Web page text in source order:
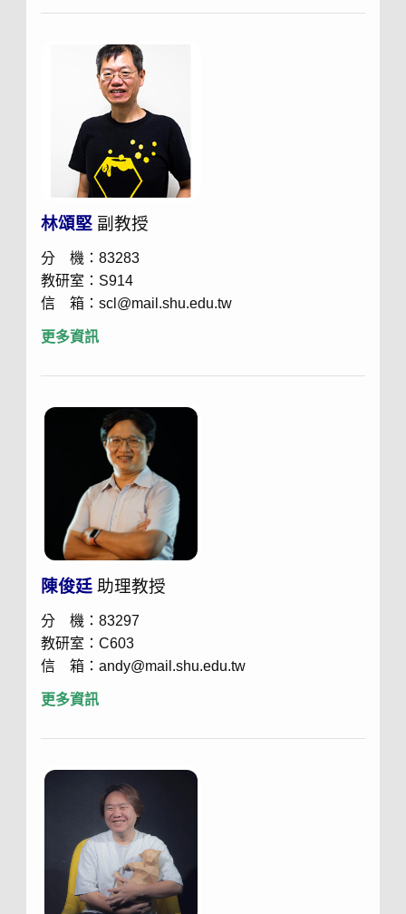
林頌堅 副教授
分 機：83283
教研室：S914
信 箱：scl@mail.shu.edu.tw
更多資訊
陳俊廷 助理教授
分 機：83297
教研室：C603
信 箱：andy@mail.shu.edu.tw
更多資訊